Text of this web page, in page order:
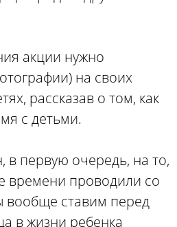
акции нужно
на своих
рассказав о том, как
с детьми.
в первую очередь, на то,
времени проводили со
ставим перед
в жизни ребенка